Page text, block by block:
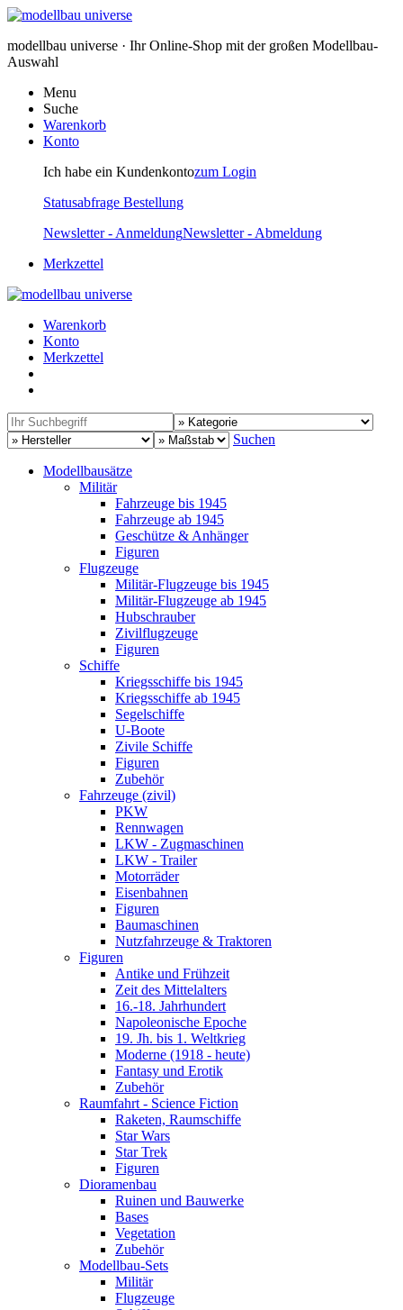
modellbau universe · Ihr Online-Shop mit der großen Modellbau-
Auswahl
Menu
Suche
Warenkorb
Konto
Ich habe ein Kundenkontozum Login
Statusabfrage Bestellung
Newsletter - AnmeldungNewsletter - Abmeldung
Merkzettel
Warenkorb
Konto
Merkzettel
Suchen
Modellbausätze
Militär
Fahrzeuge bis 1945
Fahrzeuge ab 1945
Geschütze & Anhänger
Figuren
Flugzeuge
Militär-Flugzeuge bis 1945
Militär-Flugzeuge ab 1945
Hubschrauber
Zivilflugzeuge
Figuren
Schiffe
Kriegsschiffe bis 1945
Kriegsschiffe ab 1945
Segelschiffe
U-Boote
Zivile Schiffe
Figuren
Zubehör
Fahrzeuge (zivil)
PKW
Rennwagen
LKW - Zugmaschinen
LKW - Trailer
Motorräder
Eisenbahnen
Figuren
Baumaschinen
Nutzfahrzeuge & Traktoren
Figuren
Antike und Frühzeit
Zeit des Mittelalters
16.-18. Jahrhundert
Napoleonische Epoche
19. Jh. bis 1. Weltkrieg
Moderne (1918 - heute)
Fantasy und Erotik
Zubehör
Raumfahrt - Science Fiction
Raketen, Raumschiffe
Star Wars
Star Trek
Figuren
Dioramenbau
Ruinen und Bauwerke
Bases
Vegetation
Zubehör
Modellbau-Sets
Militär
Flugzeuge